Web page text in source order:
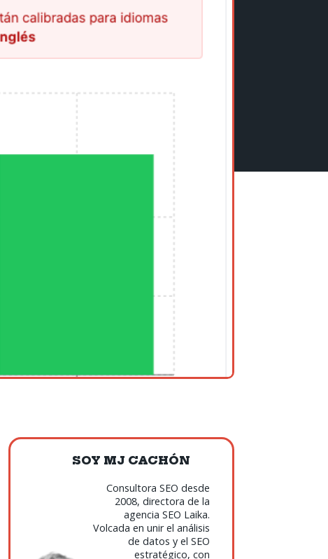
SOY MJ CACHÓN
Consultora SEO desde
2008, directora de la
agencia SEO Laika.
Volcada en unir el análisis
de datos y el SEO
estratégico, con